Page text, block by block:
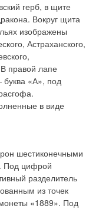
герб, в щите
Вокруг щита
изображены
Астраханского,
правой лапе
«А», под
в виде
шестиконечными
Под цифрой
разделитель
из точек
«1889». Под